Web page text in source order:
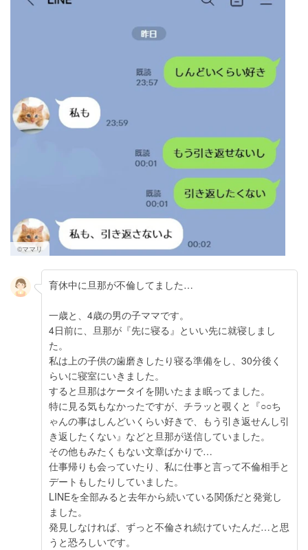
©ママリ
育休中に旦那が不倫してました…
一歳と、4歳の男の子ママです。
4日前に、旦那が『先に寝る』といい先に就寝しまし
た。
私は上の子供の歯磨きしたり寝る準備をし、30分後く
らいに寝室にいきました。
すると旦那はケータイを開いたまま眠ってました。
特に見る気もなかったですが、チラッと覗くと『○○ち
ゃんの事はしんどいくらい好きで、もう引き返せんし引
き返したくない』などと旦那が送信していました。
その他もみたくもない文章ばかりで…
仕事帰りも会っていたり、私に仕事と言って不倫相手と
デートもしたりしていました。
LINEを全部みると去年から続いている関係だと発覚し
ました。
発見しなければ、ずっと不倫され続けていたんだ…と思
うと恐ろしいです。